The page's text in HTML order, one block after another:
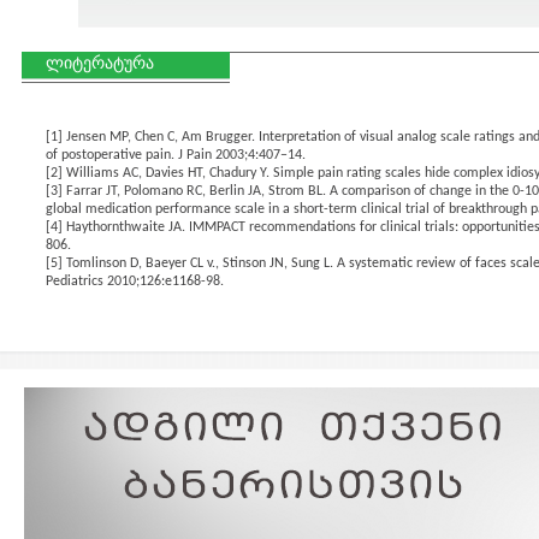
ლიტერატურა
[1] Jensen MP, Chen C, Am Brugger. Interpretation of visual analog scale ratings
of postoperative pain. J Pain 2003;4:407–14.
[2] Williams AC, Davies HT, Chadury Y. Simple pain rating scales hide complex
[3]
Farrar JT, Polomano RC, Berlin JA, Strom BL. A comparison of change in the
global medication performance scale in a short-term clinical trial of breakthrough
[4]
Haythornthwaite JA. IMMPACT recommendations for clinical trials:
806.
[5] Tomlinson D, Baeyer CL v., Stinson JN, Sung L. A systematic review of faces
Pediatrics 2010;126:e1168-98.